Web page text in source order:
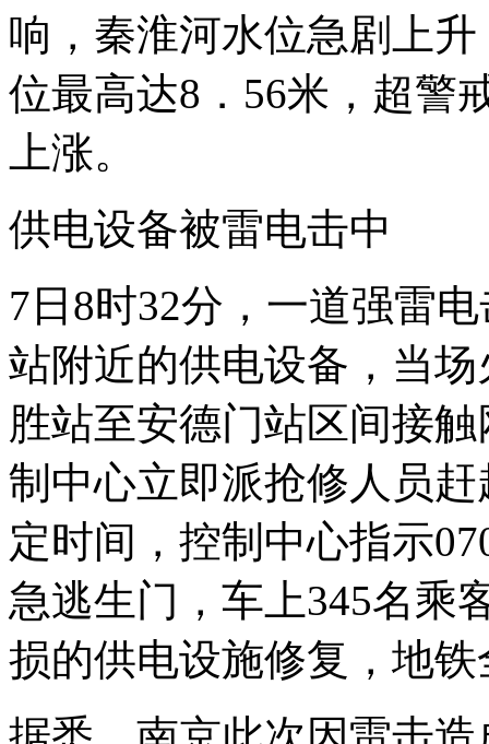
响，秦淮河水位急剧上
位最高达8．56米，超警
上涨。
供电设备被雷电击中
7日8时32分，一道强雷
站附近的供电设备，当
胜站至安德门站区间接
制中心立即派抢修人员
定时间，控制中心指示
急逃生门，车上345名乘
损的供电设施修复，地